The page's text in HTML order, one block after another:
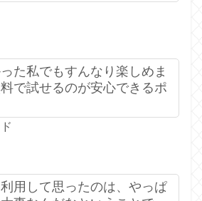
た私でもすんなり楽しめま
で試せるのが安心できるポ
用して思ったのは、やっぱ